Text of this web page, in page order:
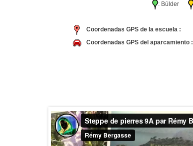
: Búlder
Coordenadas GPS de la escuela :
Coordenadas GPS del aparcamiento :